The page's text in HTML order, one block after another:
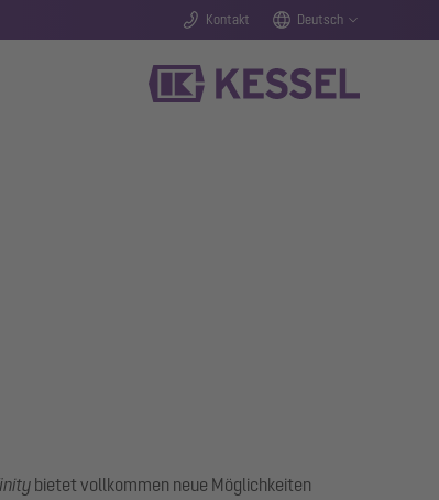
Kontakt Deutsch
bietet vollkommen neue Möglichkeiten